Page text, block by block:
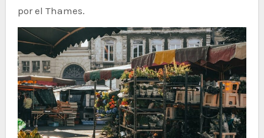
por el Thames.